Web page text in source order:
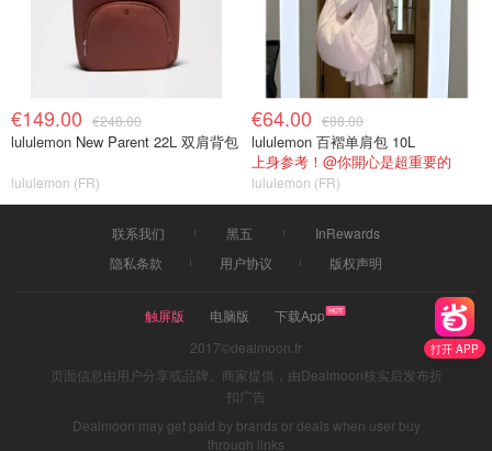
打开 APP
€149.00 €248.00
lululemon New Parent 22L 双肩背包
lululemon (FR)
€64.00 €88.00
lululemon 百褶单肩包 10L
上身参考！@你開心是超重要的
lululemon (FR)
联系我们 黑五
InRewards
隐私条款
用户协议 版权声明
触屏版 电脑版
下载App
2017©dealmoon.fr
页面信息由用户分享或品牌、商家提供，由Dealmoon核实后发布折
扣广告
Dealmoon may get paid by brands or deals when user buy
through links